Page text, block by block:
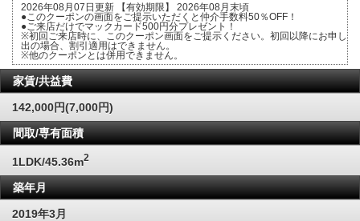
2026年08月07日更新 【有効期限】 2026年08月末頃
●このクーポンの画面をご提示いただくと仲介手数料50％OFF！
●ご来店だけでマックカード500円分プレゼント！
※初回ご来店時に、このクーポン画面をご提示ください。初回以降にお申し
出の場合、割引適用はできません。
※他のクーポンとは併用できません。
家賃/共益費
142,000円(7,000円)
間取/専有面積
1LDK/45.36m2
築年月
2019年3月